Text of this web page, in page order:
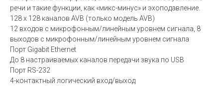
речи и такие функции, как «микс-минус» и эхоподавление.
128 x 128 каналов AVB (только модель AVB)
12 входов с микрофонным/линейным уровнем сигнала, 8
выходов с микрофонным/линейным уровнем сигнала
Порт Gigabit Ethernet
До 8 настраиваемых каналов передачи звука по USB
Порт RS-232
4-контактный логический вход/выход